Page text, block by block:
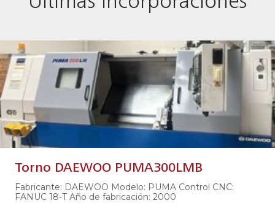
Torno DAEWOO PUMA300LMB
Fabricante: DAEWOO Modelo: PUMA Control CNC:
FANUC 18-T Año de fabricación: 2000